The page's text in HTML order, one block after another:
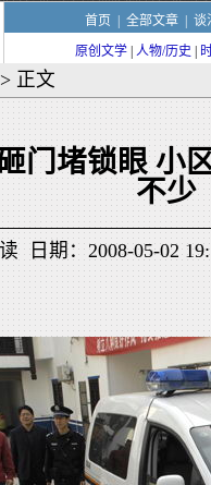
首页 全部文章| 谈
原创文学 人物/历史
> 正文
门堵锁眼 小
不少
日期：2008-05-02